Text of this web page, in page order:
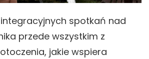
spotkań nad
przede wszystkim z
jakie wspiera